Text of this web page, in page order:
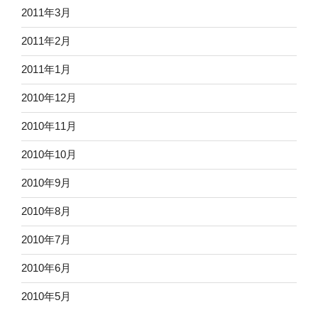
2011年3月
2011年2月
2011年1月
2010年12月
2010年11月
2010年10月
2010年9月
2010年8月
2010年7月
2010年6月
2010年5月